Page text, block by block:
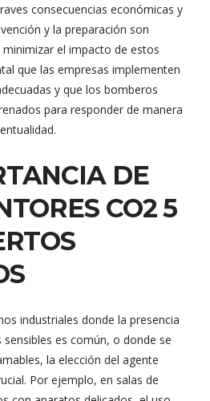
consecuencias económicas y
y la preparación son
el impacto de estos
que las empresas implementen
y que los bomberos
para responder de manera
DE
CO2 5
industriales donde la presencia
es común, o donde se
la elección del agente
Por ejemplo, en salas de